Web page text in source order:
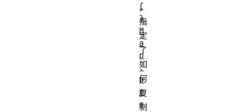
，
指
定
了
如
何
复
制
(
)
M
a
p
.
p
r
o